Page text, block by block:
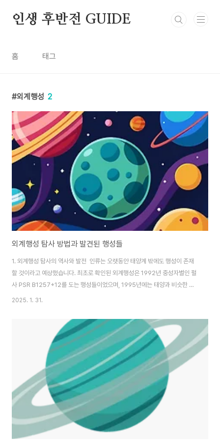
인생 후반전 GUIDE
홈 태그
외계행성 2
외계행성 탐사 방법과 발견된 행성들
1. 외계행성 탐사의 역사와 발전 인류는 오랫동안 태양계 밖에도 행성이 존재
할 것이라고 예상했습니다. 최초로 확인된 외계행성은 1992년 중성자별인 펄
사 PSR B1257+12를 도는 행성들이었으며, 1995년에는 태양과 비슷한 별
인 페가수스자리 51번 별을 공전하는 행성이 발견되었습니다. 이후 천문학 기
케플러 우주망원경과 트랜싯 외계행성 탐사 위성(TESS)의 등장으로 탐사의
정확도와 속도가 비약적으로 증가했습니다. 2. 외계행성 탐사 방법외계행성을
직접 관측하는 것은 매우 어렵습니다. 행성은 스스로 빛을 내지 않고, 모항성
(행성이 도는 별)의 빛을 반사할 뿐이라서 어둡게 보입니다. 밝은 별빛에 묻혀
직접 보기 어렵습니다. 자..
2025. 1. 31.